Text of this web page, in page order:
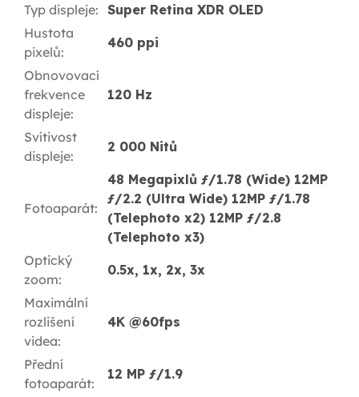
Typ displeje: Super Retina XDR OLED
Hustota
pixelů:
460 ppi
Obnovovací
frekvence
displeje:
120 Hz
Svítivost
displeje:
2 000 Nitů
Fotoaparát:
48 Megapixlů ƒ/1.78 (Wide) 12MP
ƒ/2.2 (Ultra Wide) 12MP ƒ/1.78
(Telephoto x2) 12MP ƒ/2.8
(Telephoto x3)
Optický
zoom:
0.5x, 1x, 2x, 3x
Maximální
rozlišení
videa:
4K @60fps
Přední
fotoaparát:
12 MP ƒ/1.9